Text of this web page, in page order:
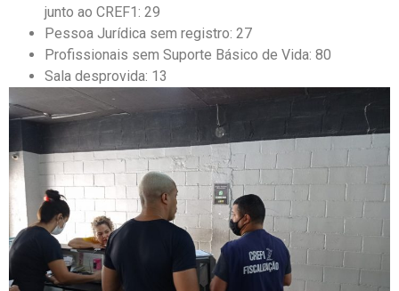
junto ao CREF1: 29
Pessoa Jurídica sem registro: 27
Profissionais sem Suporte Básico de Vida: 80
Sala desprovida: 13